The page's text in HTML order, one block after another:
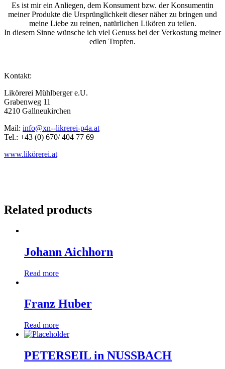
Es ist mir ein Anliegen, dem Konsument bzw. der Konsumentin
meiner Produkte die Ursprünglichkeit dieser näher zu bringen und
meine Liebe zu reinen, natürlichen Likören zu teilen.
In diesem Sinne wünsche ich viel Genuss bei der Verkostung meiner
edlen Tropfen.
Kontakt:
Likörerei Mühlberger e.U.
Grabenweg 11
4210 Gallneukirchen
Mail: info@xn--likrerei-p4a.at
Tel.: +43 (0) 670/ 404 77 69
www.likörerei.at
Related products
Johann Aichhorn
Read more
Franz Huber
Read more
PETERSEIL in NUSSBACH